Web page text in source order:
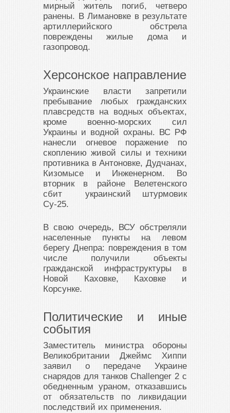
мирный житель погиб, четверо
ранены. В Лимановке в результате
артиллерийского обстрела
повреждены жилые дома и
газопровод.
Херсонское направление
Украинские власти запретили
пребывание любых гражданских
плавсредств на водных объектах,
кроме военно-морских сил
Украины и водной охраны. ВС РФ
нанесли огневое поражение по
скоплению живой силы и техники
противника в Антоновке, Дудчанах,
Кизомысе и Инженерном. Во
вторник в районе Велетенского
сбит украинский штурмовик
Су-25.
В свою очередь, ВСУ обстреляли
населенные пункты на левом
берегу Днепра: повреждения в том
числе получили объекты
гражданской инфраструктуры в
Новой Каховке, Каховке и
Корсунке.
Политические и иные
события
Заместитель министра обороны
Великобритании Джеймс Хиппи
заявил о передаче Украине
снарядов для танков Challenger 2 с
обедненным ураном, отказавшись
от обязательств по ликвидации
последствий их применения.